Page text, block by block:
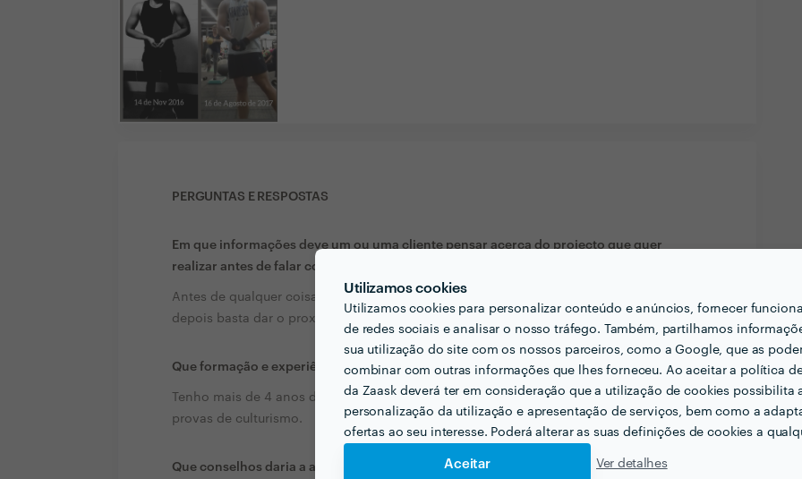
Utilizamos cookies
Utilizamos cookies para personalizar conteúdo e anúncios, fornecer
de redes sociais e analisar o nosso tráfego. Também, partilhamos
sua utilização do site com os nossos parceiros, como a Google, que as
combinar com outras informações que lhes forneceu. Ao aceitar a política
da Zaask deverá ter em consideração que a utilização de cookies possibilita
personalização da utilização e apresentação de serviços, bem como a
ofertas ao seu interesse. Poderá alterar as suas definições de cookies a
Aceitar Ver detalhes
PERGUNTAS E RESPOSTAS
Em que informações deve um ou uma cliente pensar acerca do projecto que quer
realizar antes de falar com profissionais?
Antes de qualquer coisa deve se decidir se quer mesmo pagar o preço do sucesso,
depois basta dar o proximo passo e falar com um profissional.
Que formação e experiência tem relacionadas com a sua actividade?
Tenho mais de 4 anos de experiência na área do fitness, inclusive já participei em
provas de culturismo.
Que conselhos daria a alguém que quer contratar profissionais do seu sector? Há algo